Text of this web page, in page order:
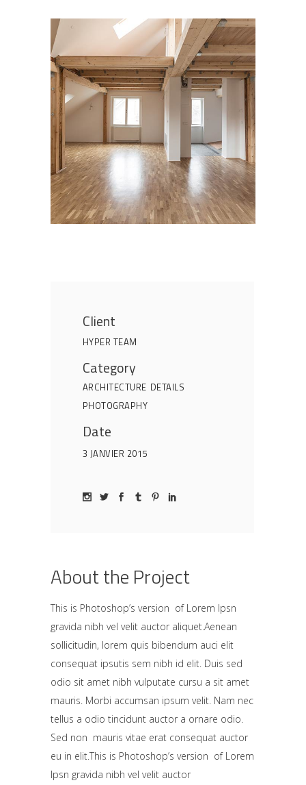
Client
HYPER TEAM
Category
ARCHITECTURE DETAILS
PHOTOGRAPHY
Date
3 JANVIER 2015
About the Project
This is Photoshop’s version of Lorem Ipsn
gravida nibh vel velit auctor aliquet.Aenean
sollicitudin, lorem quis bibendum auci elit
consequat ipsutis sem nibh id elit. Duis sed
odio sit amet nibh vulputate cursu a sit amet
mauris. Morbi accumsan ipsum velit. Nam nec
tellus a odio tincidunt auctor a ornare odio.
Sed non mauris vitae erat consequat auctor
eu in elit.This is Photoshop’s version of Lorem
Ipsn gravida nibh vel velit auctor